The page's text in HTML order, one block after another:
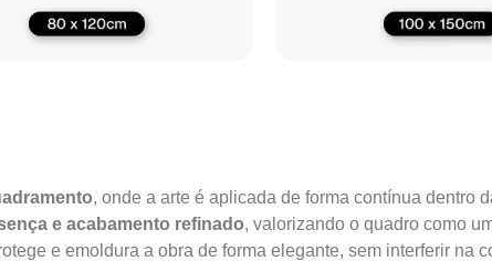
, onde a arte é aplicada de forma contínua dentro
e acabamento refinado, valorizando o quadro como
e emoldura a obra de forma elegante, sem interferir na